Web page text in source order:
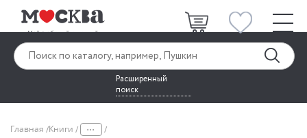
Расширенный
поиск
Главная Книги ...